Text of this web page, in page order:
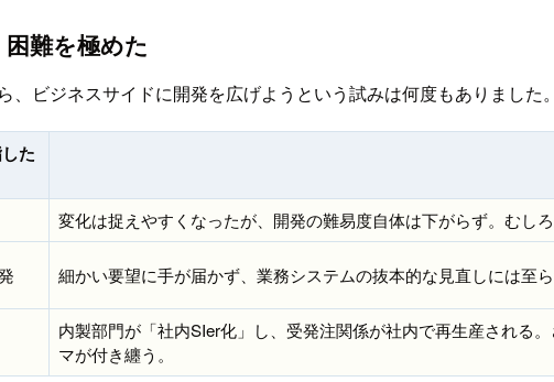
難を極めた
ビジネスサイドに開発を広げようという試みは何度もありました。
た
変化は捉えやすくなったが、開発の難易度自体は下がらず。むしろ
細かい要望に手が届かず、業務システムの抜本的な見直しには至ら
内製部門が「社内SIer化」し、受発注関係が社内で再生産される
マが付き纏う。